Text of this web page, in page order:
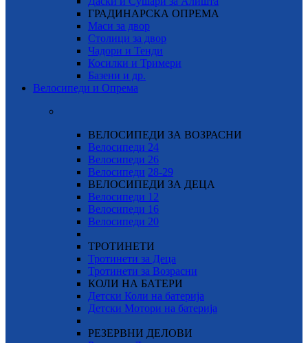
ГРАДИНАРСКА ОПРЕМА
Маси за двор
Столици за двор
Чадори и Тенди
Косилки и Тримери
Базени и др.
Велосипеди и Опрема
ВЕЛОСИПЕДИ ЗА ВОЗРАСНИ
Велосипеди 24
Велосипеди 26
Велосипеди 28-29
ВЕЛОСИПЕДИ ЗА ДЕЦА
Велосипеди 12
Велосипеди 16
Велосипеди 20
ТРОТИНЕТИ
Тротинети за Деца
Тротинети за Возрасни
КОЛИ НА БАТЕРИ
Детски Коли на батерија
Детски Мотори на батерија
РЕЗЕРВНИ ДЕЛОВИ